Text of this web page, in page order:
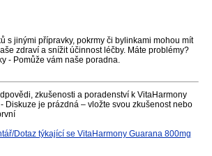
s jinými přípravky, pokrmy či bylinkami mohou mít
zdraví a snížit účinnost léčby. Máte problémy?
- Pomůže vám naše poradna.
zkušenosti a poradenství k VitaHarmony
Diskuze je prázdná – vložte svou zkušenost nebo
Dotaz týkající se VitaHarmony Guarana 800mg